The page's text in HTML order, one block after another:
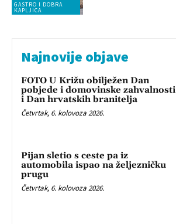
GASTRO I DOBRA
KAPLJICA
Najnovije objave
FOTO U Križu obilježen Dan
pobjede i domovinske zahvalnosti
i Dan hrvatskih branitelja
Četvrtak, 6. kolovoza 2026.
Pijan sletio s ceste pa iz
automobila ispao na željezničku
prugu
Četvrtak, 6. kolovoza 2026.